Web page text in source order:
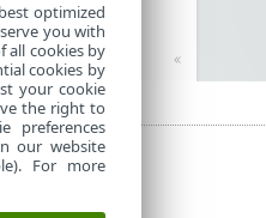
optimized
you with
all cookies by
cookies by
your cookie
the right to
preferences
our website
For more